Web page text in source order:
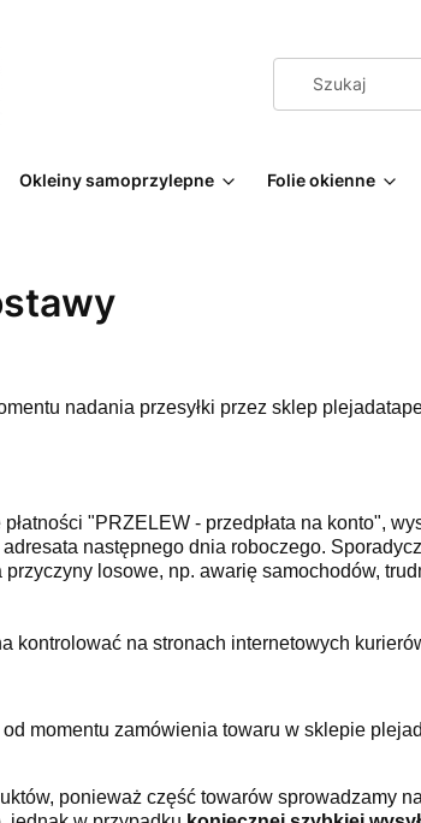
Okleiny samoprzylepne Folie okienne
nadania przesyłki przez sklep
"PRZELEW - przedpłata na konto",
następnego dnia roboczego.
losowe, np. awarię samochodów,
kontrolować na stronach internetowych
momentu zamówienia towaru w sklepie
ponieważ część towarów sprowadzamy